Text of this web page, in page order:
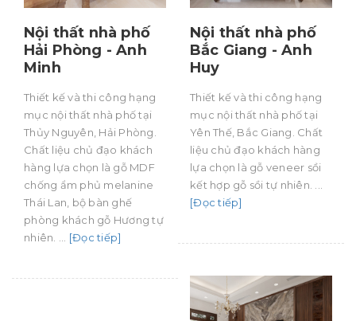
Nội thất nhà phố
Hải Phòng - Anh
Minh
Thiết kế và thi công hạng
mục nội thất nhà phố tại
Thủy Nguyên, Hải Phòng.
Chất liệu chủ đạo khách
hàng lựa chọn là gỗ MDF
chống ẩm phủ melanine
Thái Lan, bộ bàn ghế
phòng khách gỗ Hương tự
nhiên. ... [Đọc tiếp]
Nội thất nhà phố
Bắc Giang - Anh
Huy
Thiết kế và thi công hạng
mục nội thất nhà phố tại
Yên Thế, Bắc Giang. Chất
liệu chủ đạo khách hàng
lựa chọn là gỗ veneer sồi
kết hợp gỗ sồi tự nhiên. ...
[Đọc tiếp]